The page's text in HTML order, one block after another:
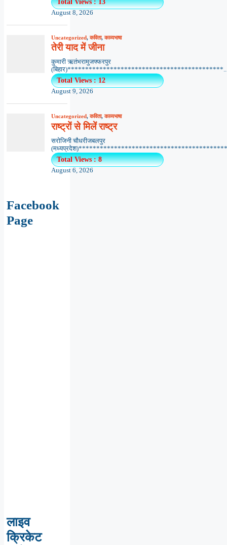
Total Views : 13
August 8, 2026
Uncategorized,कविता,काव्यभाषा
तेरी याद में जीना
कुमारी ऋतंभरामुजफ्फरपुर
Total Views : 12
August 9, 2026
Uncategorized,कविता,काव्यभाषा
राष्ट्रों से मिलें राष्ट्र
सरोजिनी चौधरीजबलपुर
Total Views : 8
August 6, 2026
Facebook
Page
लाइव
क्रिकेट